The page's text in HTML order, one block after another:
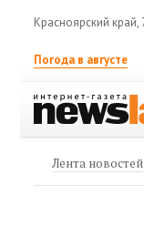
Красноярский край,
Погода в августе
Лента новостей